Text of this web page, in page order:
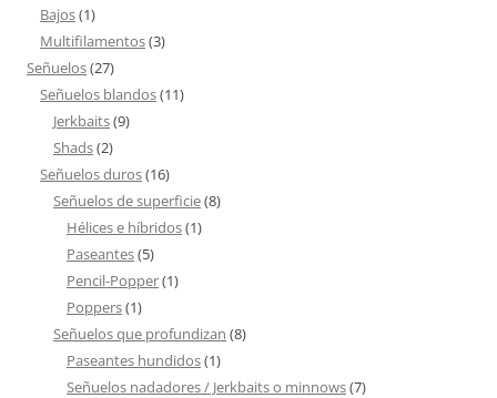
Bajos(1)
Multifilamentos(3)
Señuelos(27)
Señuelos blandos(11)
Jerkbaits(9)
Shads(2)
Señuelos duros(16)
Señuelos de superficie(8)
Hélices e híbridos(1)
Paseantes(5)
Pencil-Popper(1)
Poppers(1)
Señuelos que profundizan (8)
Paseantes hundidos(1)
Señuelos nadadores / Jerkbaits o minnows(7)